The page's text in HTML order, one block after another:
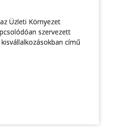
Üzleti Környezet
szervezett
című